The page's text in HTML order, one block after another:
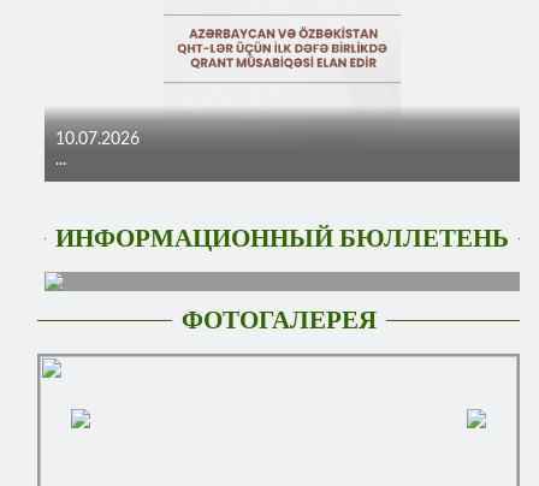
10.07.2026
...
ИНФОРМАЦИОННЫЙ БЮЛЛЕТЕНЬ
ФОТОГАЛЕРЕЯ